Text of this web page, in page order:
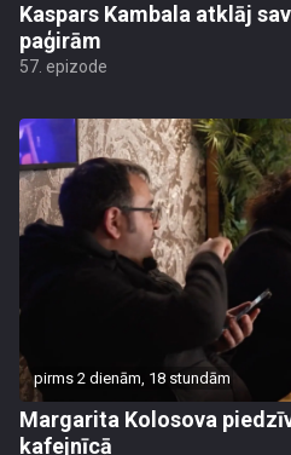
Kaspars Kambala atklāj
paģirām
57. epizode
pirms 2 dienām, 18 stundām
Margarita Kolosova
kafejnīcā